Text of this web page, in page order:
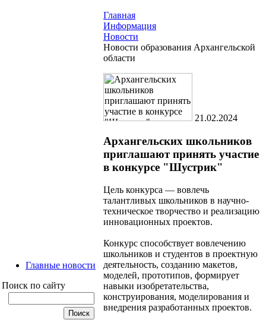
Главные новости
Поиск по сайту
Главная
Информация
Новости
Новости образования Архангельской
области
21.02.2024
Архангельских школьников
приглашают принять участие
в конкурсе "Шустрик"
Цель конкурса — вовлечь
талантливых школьников в научно-
техническое творчество и реализацию
инновационных проектов.
Конкурс способствует вовлечению
школьников и студентов в проектную
деятельность, созданию макетов,
моделей, прототипов, формирует
навыки изобретательства,
конструирования, моделирования и
внедрения разработанных проектов.